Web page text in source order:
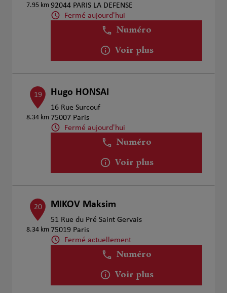
7.95 km 92044 PARIS LA DEFENSE
Fermé aujourd'hui
Numéro
Voir plus
19
8.34 km
Hugo HONSAI
16 Rue Surcouf
75007 Paris
Fermé aujourd'hui
Numéro
Voir plus
20
8.34 km
MIKOV Maksim
51 Rue du Pré Saint Gervais
75019 Paris
Fermé actuellement
Numéro
Voir plus